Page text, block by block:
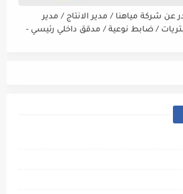
عن شركة مياهنا / مدير الانتاج / مدير
/ ضابط نوعية / مدقق داخلي رئيسي -